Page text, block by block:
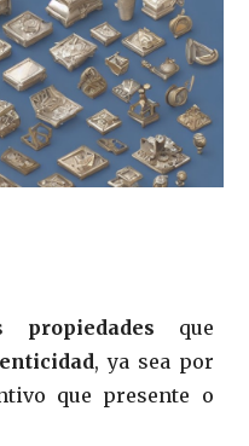
propiedades que
, ya sea por
que presente o